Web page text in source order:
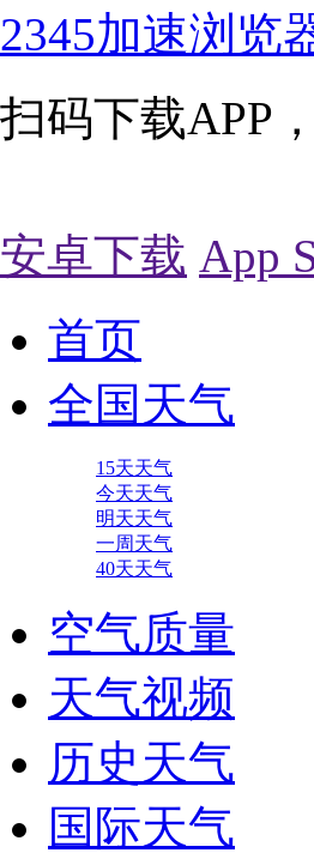
2345加速浏览
扫码下载APP
安卓下载 App
首页
全国天气
15天天气
今天天气
明天天气
一周天气
40天天气
空气质量
天气视频
历史天气
国际天气